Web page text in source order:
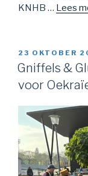
KNHB … Lees
GEPLAATST
OP
23 OKTOBER
Gniffels &
voor